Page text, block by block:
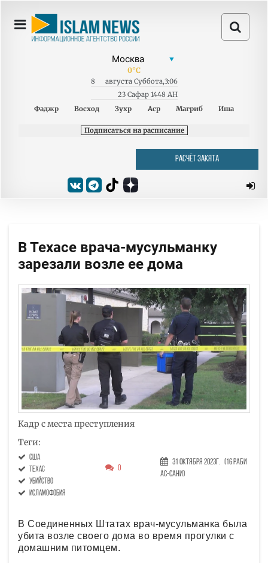
0°C
8 августа Суббота,3:06
23 Сафар 1448 AH
Фаджр
Восход Зухр Аср Магриб Иша
Подписаться на расписание
РАСЧЁТ ЗАКЯТА
В Техасе врача-мусульманку
зарезали возле ее дома
Кадр с места преступления
Теги:
США
Техас
убийство
исламофобия
0
31 Октября 2023г. (16 Раби
ас-сани)
В Соединенных Штатах врач-мусульманка была
убита возле своего дома во время прогулки с
домашним питомцем.